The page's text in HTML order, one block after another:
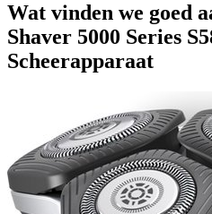
Wat vinden we goed
Shaver 5000 Series
Scheerapparaat